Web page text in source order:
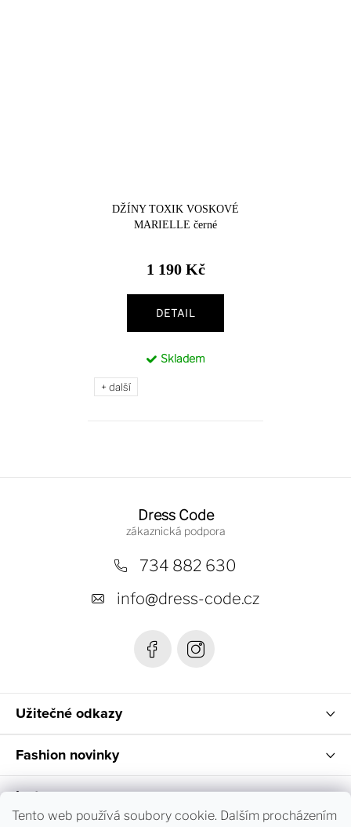
Tento web používá soubory cookie. Dalším procházením
DŽÍNY TOXIK VOSKOVÉ
MARIELLE černé
1 190 Kč
DETAIL
Skladem
+ další
Dress Code
734 882 630
info@dress-code.cz
Užitečné odkazy
Fashion novinky
Instagram